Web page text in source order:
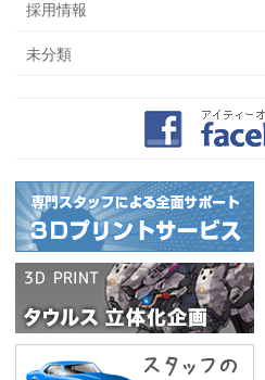
採用情報
未分類